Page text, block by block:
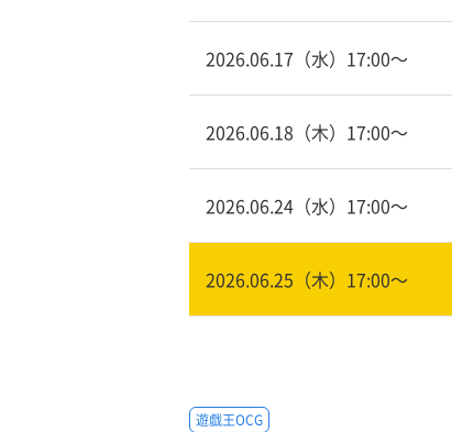
2026.06.17（水）17:00〜
2026.06.18（木）17:00〜
2026.06.24（水）17:00〜
2026.06.25（木）17:00〜
遊戯王OCG